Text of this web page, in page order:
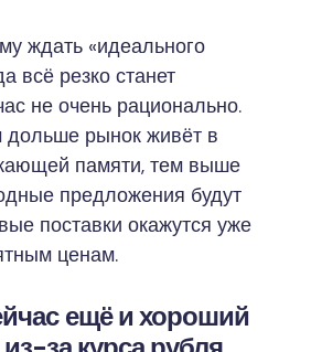
ждать «идеального
всё резко станет
не очень рационально.
дольше рынок живёт в
памяти, тем выше
предложения будут
поставки окажутся уже
ценам.
ещё и хороший